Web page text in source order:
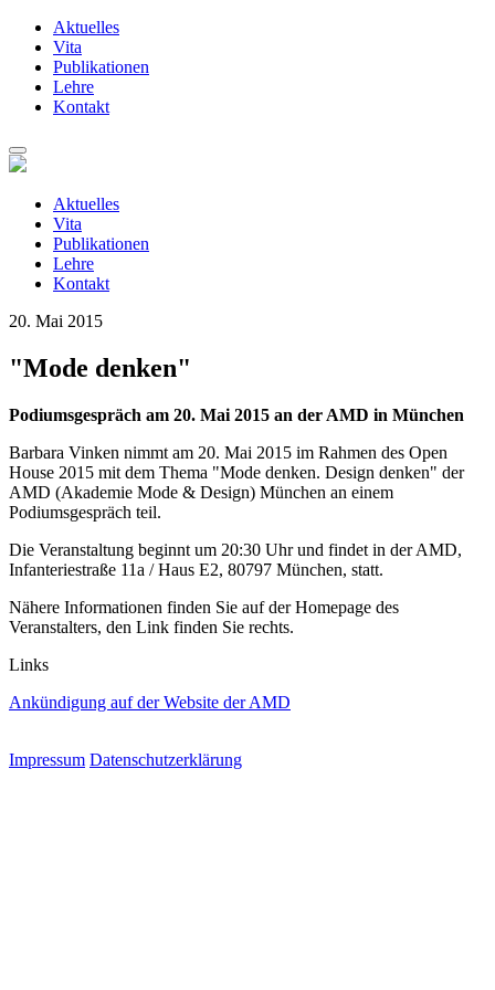
Aktuelles
Vita
Publikationen
Lehre
Kontakt
Zum
springenAktuelles
Vita
Publikationen
Lehre
Kontakt
20. Mai 2015
"Mode denken"
Podiumsgespräch am 20. Mai 2015 an der AMD in München
Barbara Vinken nimmt am 20. Mai 2015 im Rahmen des Open
House 2015 mit dem Thema "Mode denken. Design denken" der
AMD (Akademie Mode & Design) München an einem
Podiumsgespräch teil.
Die Veranstaltung beginnt um 20:30 Uhr und findet in der AMD,
Infanteriestraße 11a / Haus E2, 80797 München, statt.
Nähere Informationen finden Sie auf der Homepage des
Veranstalters, den Link finden Sie rechts.
Links
Ankündigung auf der Website der AMD
Impressum Datenschutzerklärung